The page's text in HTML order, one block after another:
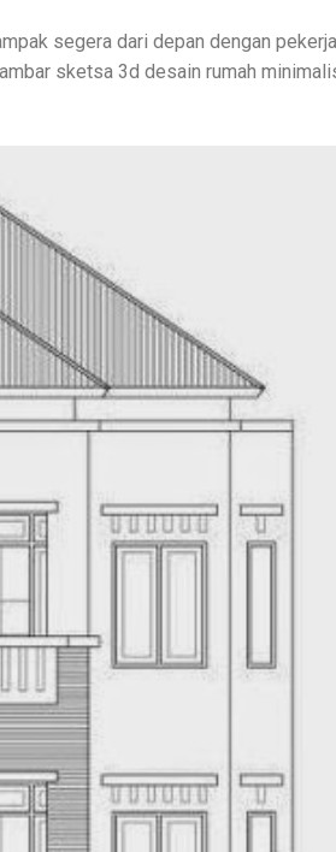
segera dari depan dengan
sketsa 3d desain rumah